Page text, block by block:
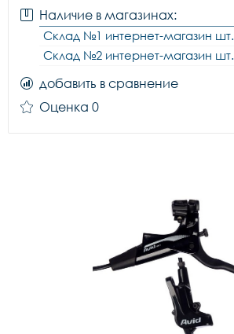
Наличие в магазинах:
Склад №1 интернет-магазин шт.
Склад №2 интернет-магазин шт.
добавить в сравнение
Оценка 0